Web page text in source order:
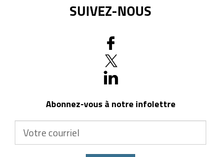
SUIVEZ-NOUS
Abonnez-vous à notre infolettre